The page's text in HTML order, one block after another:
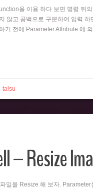
을 이용 하다 보면 명령 뒤
않고 공백으로 구분하여 입력
기 전에 Parameter Attribute 에
talsu
– Resize
일을 Resize 해 보자.